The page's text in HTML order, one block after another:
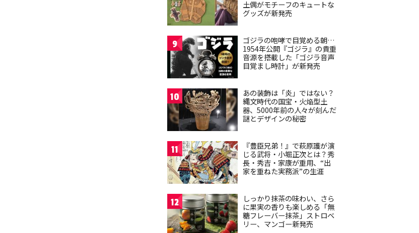
土偶がモチーフのキュートな
グッズが新発売
9
ゴジラの咆哮で目覚める朝…
1954年公開『ゴジラ』の貴重
音源を搭載した「ゴジラ音声
目覚まし時計」が新発売
10
あの装飾は「炎」ではない？
縄文時代の国宝・火焔型土
器、5000年前の人々が刻んだ
謎とデザインの秘密
11
『豊臣兄弟！』で萩原護が演
じる武将・小堀正次とは？秀
長・秀吉・家康が重用、“出
家を重ねた実務派”の生涯
12
しっかり抹茶の味わい、さら
に果実の香りも楽しめる「無
糖フレーバー抹茶」ストロベ
リー、マンゴー新発売